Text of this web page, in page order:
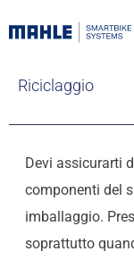
Riciclaggio
Devi assicurarti
componenti del
imballaggio.
soprattutto